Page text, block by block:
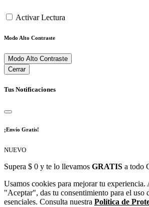
Activar Lectura
Modo Alto Contraste
Modo Alto Contraste
Cerrar
Tus Notificaciones
¡Envío Gratis!
NUEVO
Supera $ 0 y te lo llevamos GRATIS a todo
Usamos cookies para mejorar tu experiencia.
"Aceptar", das tu consentimiento para el uso
esenciales. Consulta nuestra Política de